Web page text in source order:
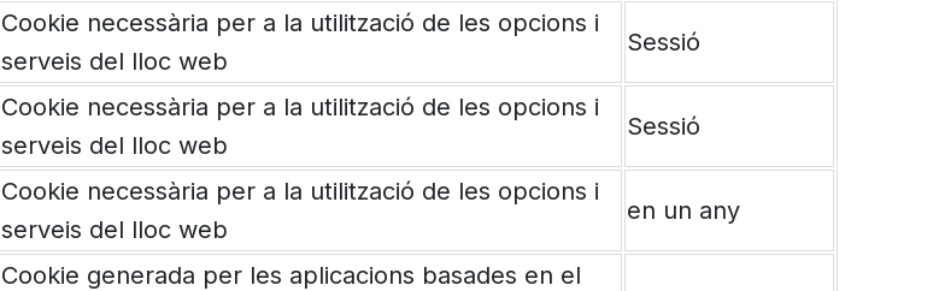
Cookie necessària per a la utilització de les opcions i
serveis del lloc web
Sessió
Cookie necessària per a la utilització de les opcions i
serveis del lloc web
Sessió
Cookie necessària per a la utilització de les opcions i
serveis del lloc web
en un any
Cookie generada per les aplicacions basades en el